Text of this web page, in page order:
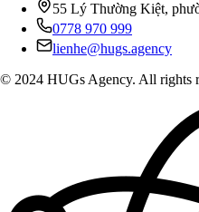
55 Lý Thường Kiệt,
0778 970 999
lienhe@hugs.agency
© 2024 HUGs Agency. All rights